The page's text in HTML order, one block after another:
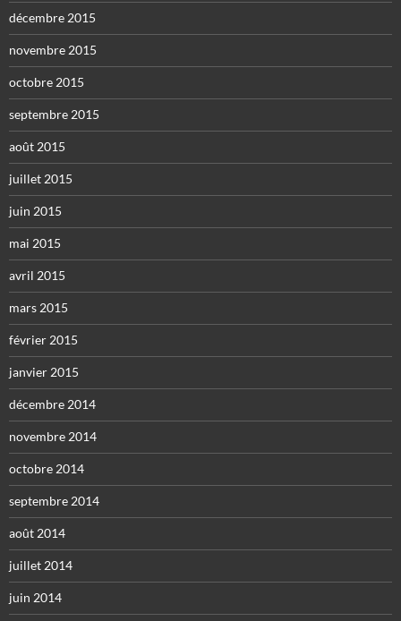
décembre 2015
novembre 2015
octobre 2015
septembre 2015
août 2015
juillet 2015
juin 2015
mai 2015
avril 2015
mars 2015
février 2015
janvier 2015
décembre 2014
novembre 2014
octobre 2014
septembre 2014
août 2014
juillet 2014
juin 2014